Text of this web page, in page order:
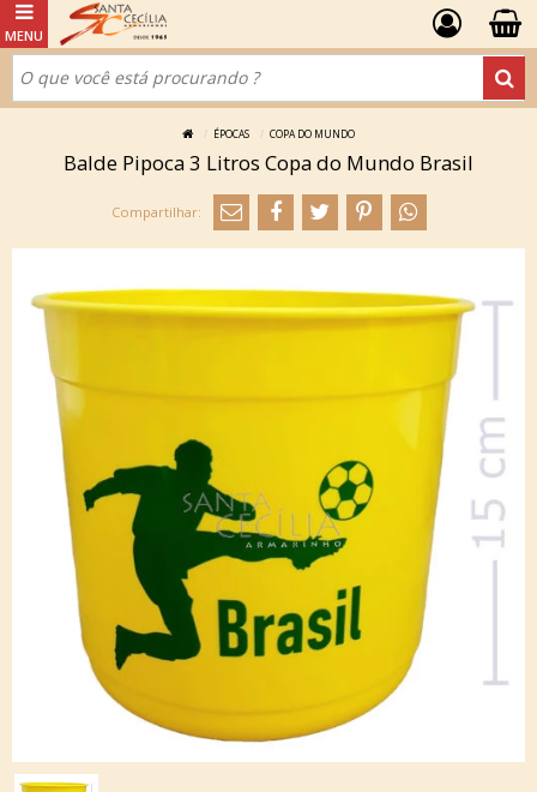
ÉPOCAS COPA DO MUNDO
Balde Pipoca 3 Litros Copa do Mundo Brasil